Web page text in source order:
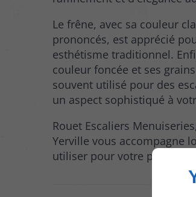
Le frêne, avec sa couleur
prononcés, est apprécié
esthétisme traditionnel.
couleur foncée et ses
souvent utilisé pour des
un aspect sophistiqué à
Rouet Escaliers
Yerville vous accompagne
utiliser pour votre projet.